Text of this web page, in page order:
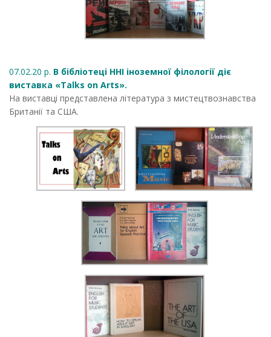
07.02.20 р. В бібліотеці ННІ іноземної філології діє
виставка «Talks on Arts».
На виставці представлена література з мистецтвознавства
Британії та США.